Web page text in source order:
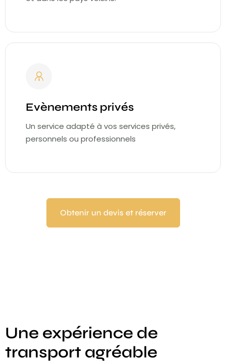
Evènements privés
Un service adapté à vos services privés,
personnels ou professionnels
Obtenir un devis et réserver
Une expérience de
transport agréable